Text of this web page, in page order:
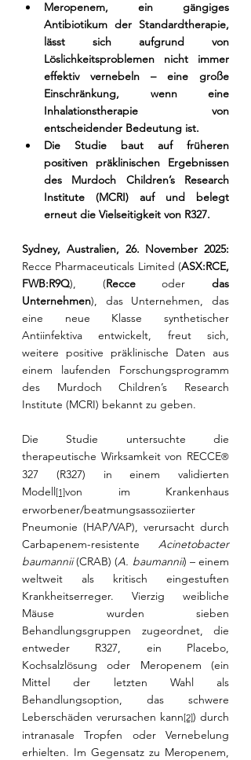
Meropenem, ein gängiges
Antibiotikum der Standardtherapie,
lässt sich aufgrund von
Löslichkeitsproblemen nicht immer
effektiv vernebeln – eine große
Einschränkung, wenn eine
Inhalationstherapie von
entscheidender Bedeutung ist.
Die Studie baut auf früheren
positiven präklinischen Ergebnissen
des Murdoch Children’s Research
Institute (MCRI) auf und belegt
erneut die Vielseitigkeit von R327.
Recce Pharmaceuticals Limited (ASX:RCE,
FWB:R9Q), (Recce oder das
Unternehmen), das Unternehmen, das
eine neue Klasse synthetischer
Antiinfektiva entwickelt, freut sich,
weitere positive präklinische Daten aus
einem laufenden Forschungsprogramm
des Murdoch Children’s Research
Institute (MCRI) bekannt zu geben.
Die Studie untersuchte die
therapeutische Wirksamkeit von RECCE
327 (R327) in einem validierten
Modell[1]von im Krankenhaus
erworbener/beatmungsassoziierter
Pneumonie (HAP/VAP), verursacht durch
Carbapenem-resistente Acinetobacter
baumannii (CRAB) (A. baumannii) – einem
weltweit als kritisch eingestuften
Krankheitserreger. Vierzig weibliche
Mäuse wurden sieben
Behandlungsgruppen zugeordnet, die
entweder R327, ein Placebo,
Kochsalzlösung oder Meropenem (ein
Mittel der letzten Wahl als
Behandlungsoption, das schwere
Leberschäden verursachen kann[2]) durch
intranasale Tropfen oder Vernebelung
erhielten. Im Gegensatz zu Meropenem,